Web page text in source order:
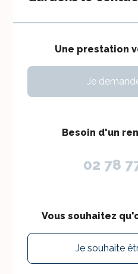
Une prestation
Je
Besoin d'un
02 78
Vous souhaitez
Je souhaite